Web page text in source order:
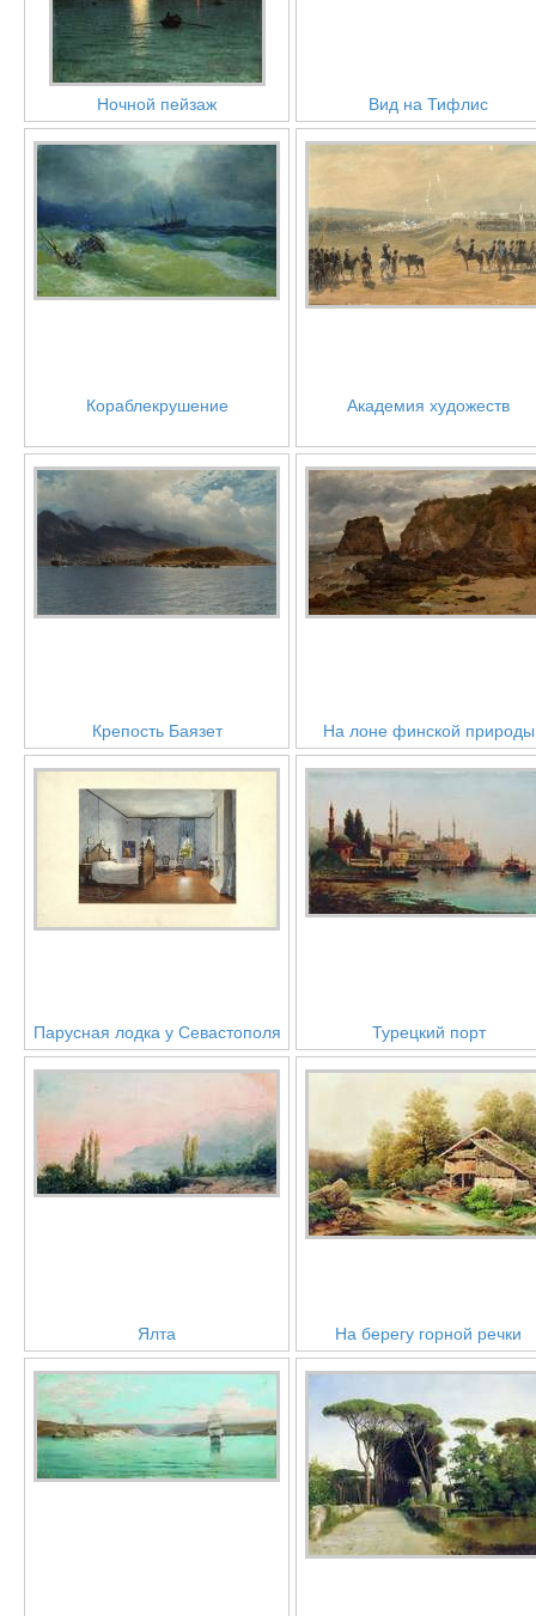
Ночной пейзаж Вид на Тифлис
Кораблекрушение Академия художеств
Крепость Баязет На лоне финской природы
Парусная лодка у Севастополя Турецкий порт
Ялта На берегу горной речки